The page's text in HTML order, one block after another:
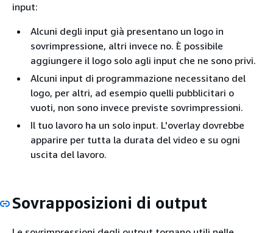
input:
Alcuni degli input già presentano un logo in
sovrimpressione, altri invece no. È possibile
aggiungere il logo solo agli input che ne sono privi.
Alcuni input di programmazione necessitano del
logo, per altri, ad esempio quelli pubblicitari o
vuoti, non sono invece previste sovrimpressioni.
Il tuo lavoro ha un solo input. L'overlay dovrebbe
apparire per tutta la durata del video e su ogni
uscita del lavoro.
Sovrapposizioni di output